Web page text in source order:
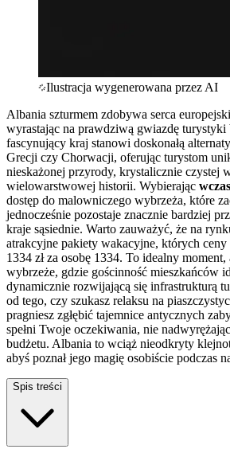
Ilustracja wygenerowana przez AI
Albania szturmem zdobywa serca
wyrastając na prawdziwą gwiazdę turystyki
fascynujący kraj stanowi doskonałą
Grecji czy Chorwacji, oferując turystom
nieskażonej przyrody, krystalicznie czystej
wielowarstwowej historii. Wybierając
dostęp do malowniczego wybrzeża, które
jednocześnie pozostaje znacznie bardziej
kraje sąsiednie. Warto zauważyć, że na
atrakcyjne pakiety wakacyjne, których ceny
1334 zł za osobę 1334. To idealny
wybrzeże, gdzie gościnność mieszkańców
dynamicznie rozwijającą się infrastrukturą
od tego, czy szukasz relaksu na
pragniesz zgłębić tajemnice antycznych
spełni Twoje oczekiwania, nie
budżetu. Albania to wciąż nieodkryty
abyś poznał jego magię osobiście podczas
Spis treści